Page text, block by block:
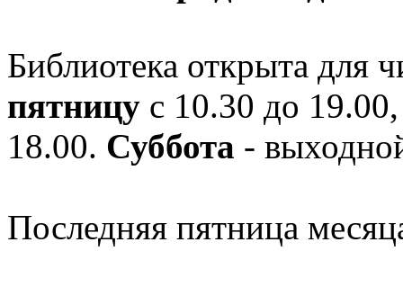
Библиотека открыта для
пятницу с 10.30 до
18.00. Суббота -
Последняя пятница